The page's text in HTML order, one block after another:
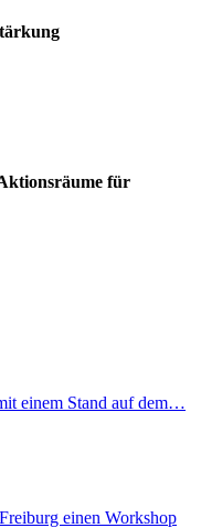
für
einem Stand auf dem…
einen Workshop